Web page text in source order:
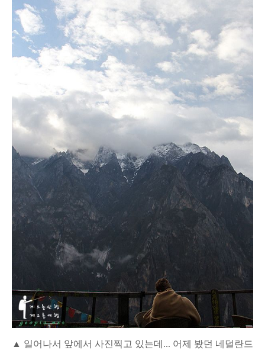
▲ 일어나서 앞에서 사진찍고 있는데... 어제 봤던 네덜란드